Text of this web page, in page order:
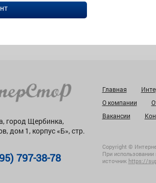
город Щербинка,
дом 1, корпус «Б», стр.
797-38-78
Главная
О компании
Вакансии
Copyright ©
При
источник https://